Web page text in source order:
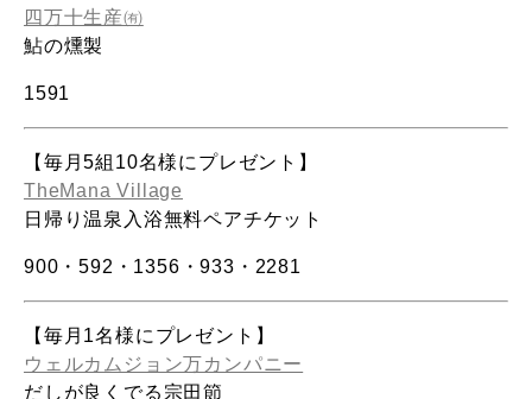
四万十生産㈲
鮎の燻製
1591
【毎月5組10名様にプレゼント】
TheMana Village
日帰り温泉入浴無料ペアチケット
900 ・592 ・ 1356 ・933 ・ 2281
【毎月1名様にプレゼント】
ウェルカムジョン万カンパニー
だしが良くでる宗田節